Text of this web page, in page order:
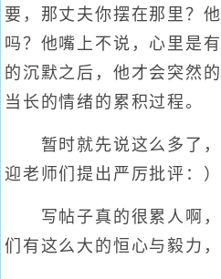
要，那丈夫你摆在那里？
吗？他嘴上不说，心里是
的沉默之后，他才会突然
当长的情绪的累积过程。
暂时就先说这么多了，
迎老师们提出严厉批评：）
写帖子真的很累人啊，
们有这么大的恒心与毅力